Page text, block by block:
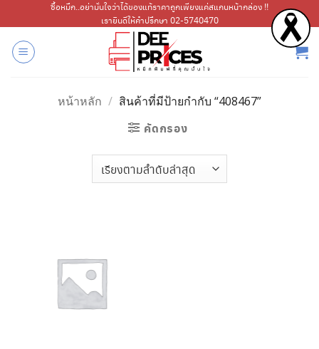
ไป
เนื้อหา
ซื้อหมึก..อย่ามั่นใจว่าได้ของแท้ราคาถูกเพียงแค่สแกนหน้ากล่อง !!
เรายินดีให้คำปรึกษา 02-5740470
หน้าหลัก / สินค้าที่มีป้ายกำกับ “408467”
คัดกรอง